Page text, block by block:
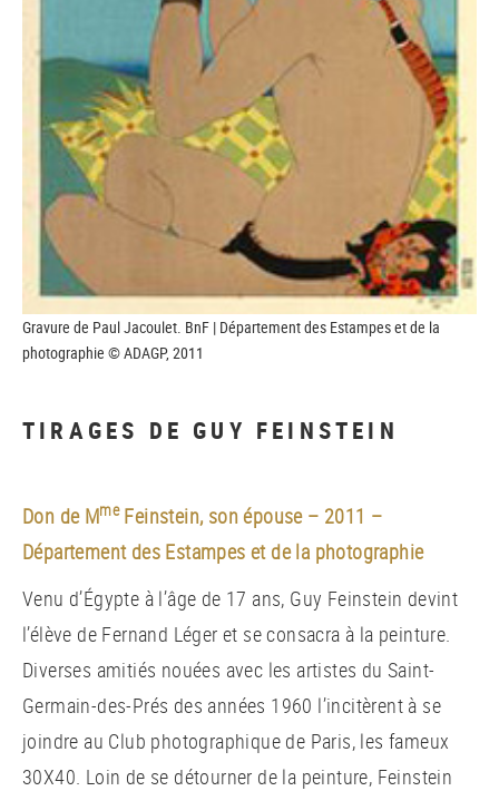
Gravure de Paul Jacoulet. BnF | Département des Estampes et de la
photographie © ADAGP, 2011
TIRAGES DE GUY FEINSTEIN
Don de MmeFeinstein, son épouse – 2011 –
Département des Estampes et de la photographie
Venu d’Égypte à l’âge de 17 ans, Guy Feinstein devint
l’élève de Fernand Léger et se consacra à la peinture.
Diverses amitiés nouées avec les artistes du Saint-
Germain-des-Prés des années 1960 l’incitèrent à se
joindre au Club photographique de Paris, les fameux
30X40. Loin de se détourner de la peinture, Feinstein